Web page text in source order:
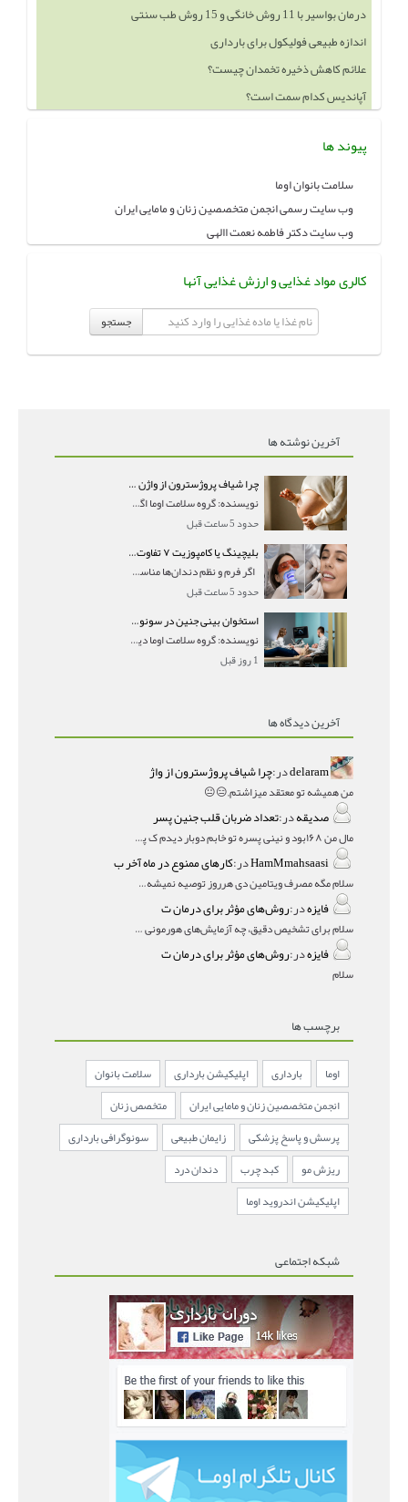
درمان بواسیر با 11 روش خانگی و 15 روش طب سنتی
اندازه طبیعی فولیکول برای بارداری
علائم کاهش ذخیره تخمدان چیست؟
آپاندیس کدام سمت است؟
پیوند ها
سلامت بانوان اوما
وب سایت رسمی انجمن متخصصین زنان و مامایی ایران
وب سایت دکتر فاطمه نعمت االهی
کالری مواد غذایی و ارزش غذایی آنها
جستجو
آخرین نوشته ها
چرا شیاف پروژسترون از واژن بیرون می‌ریزد؟ میزان جذب و زمان صحیح مصرف
نویسنده: گروه سلامت اوما اگر بعد از گذاشتن شیاف پر
حدود 5 ساعت قبل
بلیچینگ یا کامپوزیت ۷ تفاوت مهم برای انتخاب درست
اگر فرم و نظم دندان‌ها مناسب است و مشکل
حدود 5 ساعت قبل
استخوان بینی جنین در سونوگرافی؛ دیده نشدن یا دیر تشکیل شدن آن چه معنایی دارد؟
نویسنده: گروه سلامت اوما دیده نشدن استخوان بینی جن
1 روز قبل
آخرین دیدگاه ها
delaramدر:چرا شیاف پروژسترون از واژ
من همیشه تو معتقد میزاشتم,,😑😐
صدیقهدر:تعداد ضربان قلب جنین پسر
مال من ۱۶۸بود و نینی پسره تو خابم دوبار دیدم ک پسره
HamMmahsaasiدر:کارهای ممنوع در ماه آخر ب
سلام مگه مصرف ویتامین دی هرروز توصیه نمیشه؟درمقاله میگه
فایزهدر:روش‌های مؤثر برای درمان ت
سلام برای تشخیص دقیق، چه آزمایش‌های هورمونی و چه سونوگر
فایزهدر:روش‌های مؤثر برای درمان ت
سلام
برچسب ها
اوما بارداری اپلیکیشن بارداری
سلامت بانوان
انجمن متخصصین زنان و مامایی ایران
متخصص زنان
پرسش و پاسخ پزشکی
زایمان طبیعی
سونوگرافی بارداری
ریزش مو
کبد چرب
دندان درد
اپلیکیشن اندروید اوما
شبکه اجتماعی